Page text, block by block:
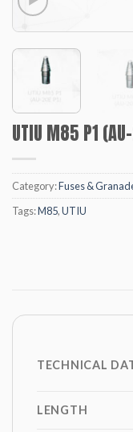
UTIU M85 P1
Category:Fuses &
Tags:M85,UTIU
TECHNICAL
LENGTH